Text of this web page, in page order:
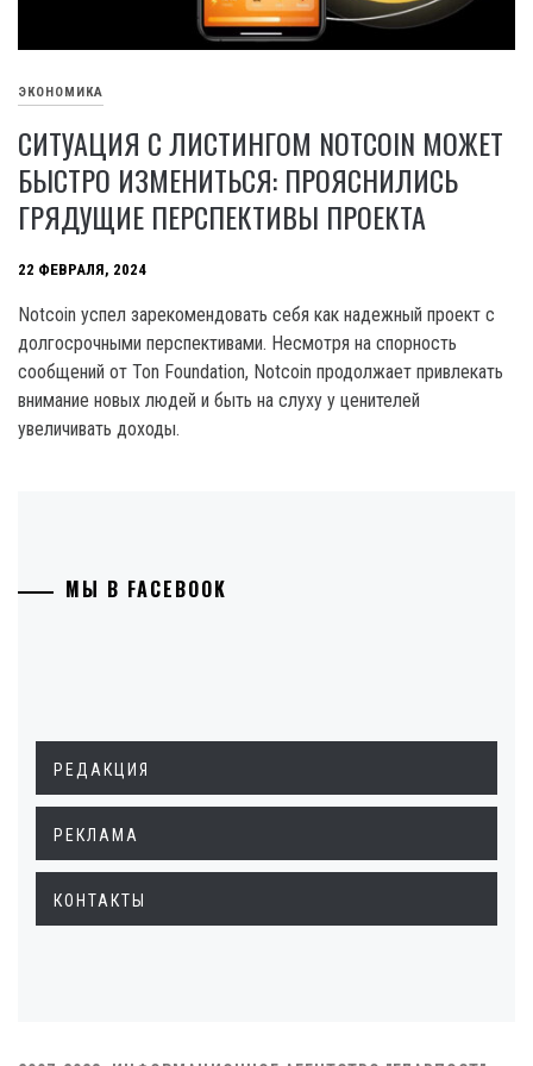
ЭКОНОМИКА
СИТУАЦИЯ С ЛИСТИНГОМ NOTCOIN МОЖЕТ
БЫСТРО ИЗМЕНИТЬСЯ: ПРОЯСНИЛИСЬ
ГРЯДУЩИЕ ПЕРСПЕКТИВЫ ПРОЕКТА
22 ФЕВРАЛЯ, 2024
Notcoin успел зарекомендовать себя как надежный проект с
долгосрочными перспективами. Несмотря на спорность
сообщений от Ton Foundation, Notcoin продолжает привлекать
внимание новых людей и быть на слуху у ценителей
увеличивать доходы.
МЫ В FACEBOOK
РЕДАКЦИЯ
РЕКЛАМА
КОНТАКТЫ